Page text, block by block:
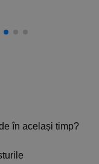
în același timp?